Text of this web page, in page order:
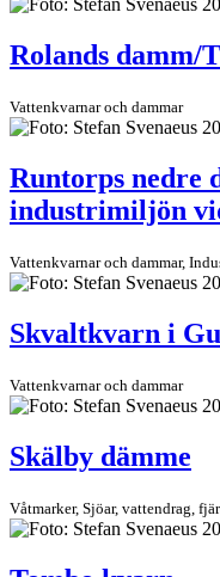
Rolands damm/
Vattenkvarnar och dammar
Runtorps nedre
industrimiljön
Vattenkvarnar och dammar,
Skvaltkvarn i
Vattenkvarnar och dammar
Skälby dämme
Våtmarker, Sjöar, vattendrag,